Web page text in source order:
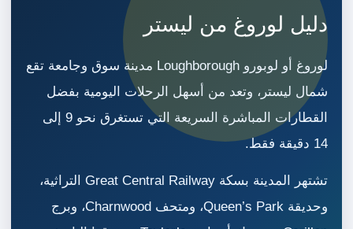
دليل لوروغ من ليستر
لوروغ أو لوبورو Loughborough مدينة سوق وجامعة تقع
شمال ليستر، وتعد من أسهل الرحلات اليومية بفضل
القطارات المباشرة السريعة التي تستغرق نحو 9 إلى
14 دقيقة فقط.
تشتهر المدينة بسكة Great Central Railway التراثية،
وحديقة Queen’s Park، ومتحف Charnwood، وبرج